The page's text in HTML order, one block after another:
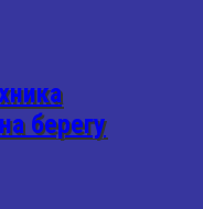
берегу